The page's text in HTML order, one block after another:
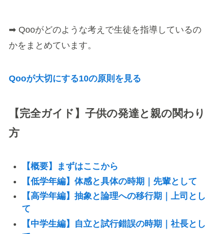
➡ Qooがどのような考えで生徒を指導しているの
かをまとめています。
Qooが大切にする10の原則を見る
【完全ガイド】子供の発達と親の関わり
方
【概要】まずはここから
【低学年編】体感と具体の時期｜先輩として
【高学年編】抽象と論理への移行期｜上司とし
て
【中学生編】自立と試行錯誤の時期｜社長とし